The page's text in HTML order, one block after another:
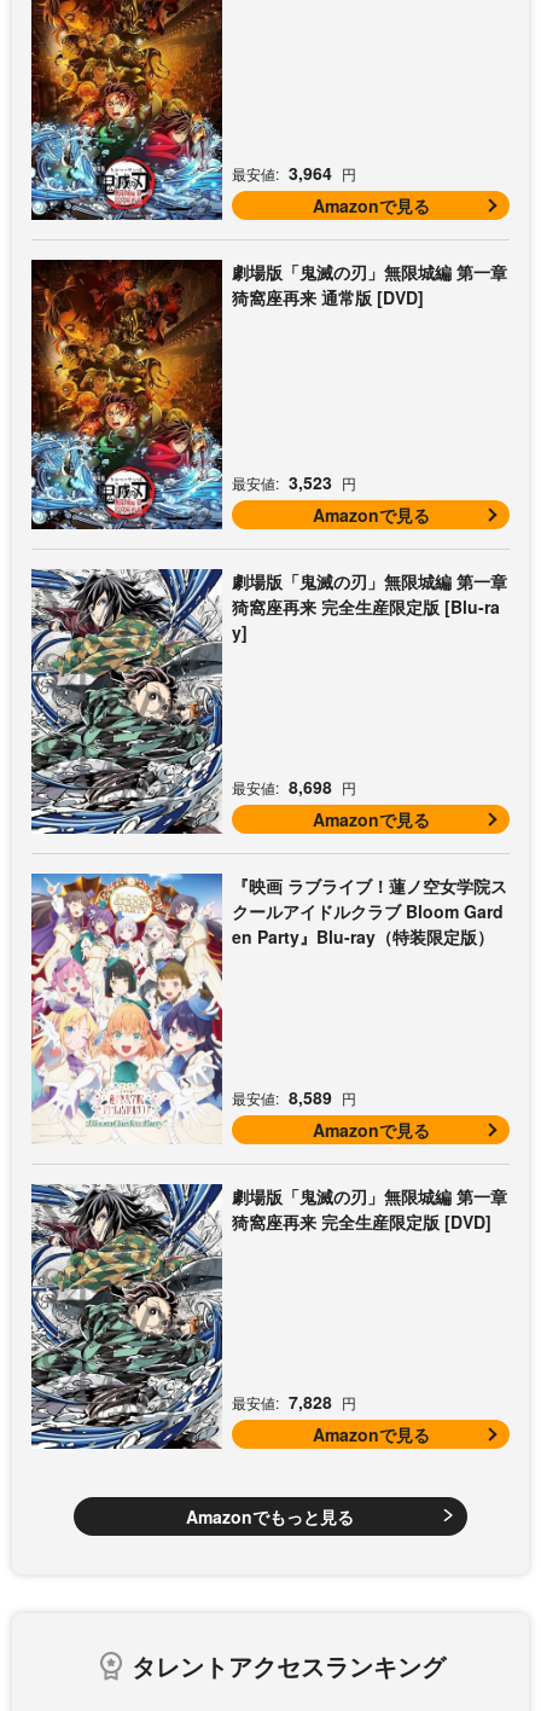
最安値: 3,964 円
Amazonで見る
劇場版「鬼滅の刃」無限城編 第一章
猗窩座再来 通常版 [DVD]
最安値: 3,523 円
Amazonで見る
劇場版「鬼滅の刃」無限城編 第一章
猗窩座再来 完全生産限定版 [Blu-ra
y]
最安値: 8,698 円
Amazonで見る
『映画 ラブライブ！蓮ノ空女学院ス
クールアイドルクラブ Bloom Gard
en Party』Blu-ray（特装限定版）
最安値: 8,589 円
Amazonで見る
劇場版「鬼滅の刃」無限城編 第一章
猗窩座再来 完全生産限定版 [DVD]
最安値: 7,828 円
Amazonで見る
Amazonでもっと見る
タレントアクセスランキング